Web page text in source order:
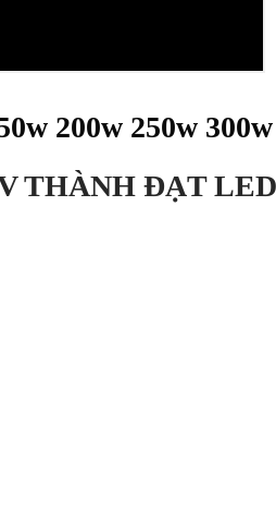
200w 250w
THÀNH ĐẠT LED